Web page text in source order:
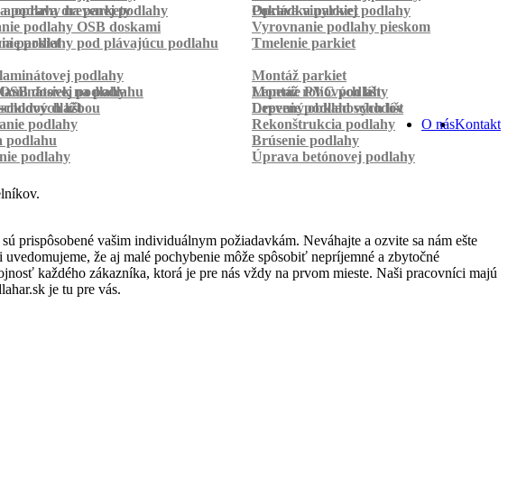
podlahy na parkety Pokládka parkiet
a oprava drevenej podlahy
Oprava vinylovej podlahy
podlahy OSB doskami
Vyrovnanie podlahy pieskom
podlahy pod plávajúcu podlahu
parkiet
Tmelenie parkiet
podlahy
Montáž parkiet
dosiek na podlahu
Montáž rohových líšt
podlahy
Lepenie PVC podlahy
líšt Lepenie podlahových líšt
dlažbou
Drevený obklad schodov
podlahy
Rekonštrukcia podlahy
podlahu
Brúsenie podlahy
podlahy
Úprava betónovej podlahy
Kontakt
O nás
prispôsobené vašim individuálnym požiadavkám. Neváhajte a ozvite sa nám ešte
že aj malé pochybenie môže spôsobiť nepríjemné a zbytočné
každého zákazníka, ktorá je pre nás vždy na prvom mieste. Naši pracovníci majú
je tu pre vás.